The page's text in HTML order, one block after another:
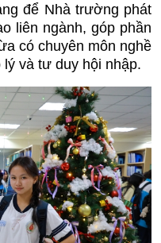
để Nhà trường phát
liên ngành, góp phần
có chuyên môn nghề
và tư duy hội nhập.